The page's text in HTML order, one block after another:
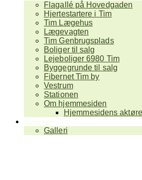
Flagallé på Hovedgaden
Hjertestartere i Tim
Tim Lægehus
Lægevagten
Tim Genbrugsplads
Boliger til salg
Lejeboliger 6980 Tim
Byggegrunde til salg
Fibernet Tim by
Vestrum
Stationen
Om hjemmesiden
Hjemmesidens
Galleri